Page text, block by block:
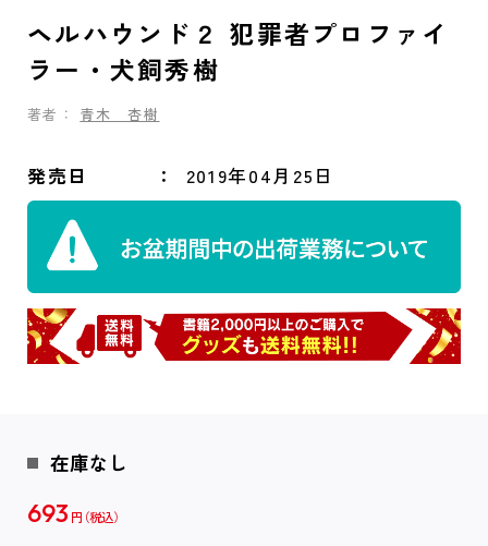
ヘルハウンド２ 犯罪者プロファイ
ラー・犬飼秀樹
著者： 青木 杏樹
発売日 2019年04月25日
在庫なし
693 円